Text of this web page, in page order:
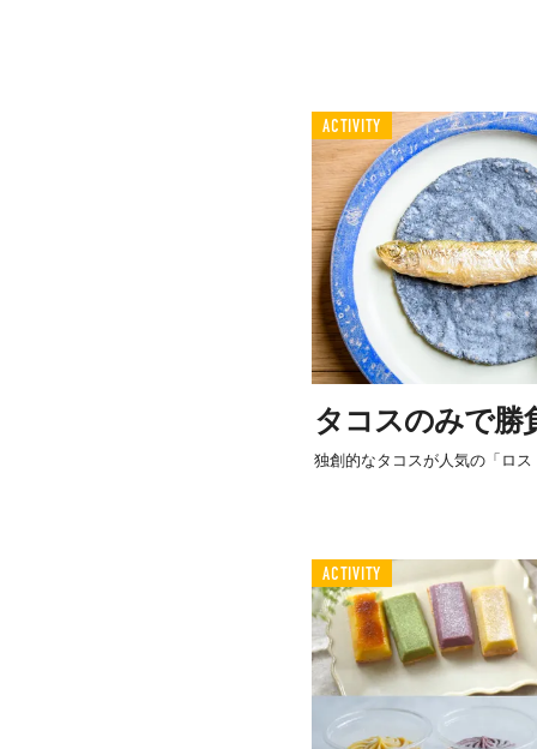
ACTIVITY
タコスのみで勝
独創的なタコスが人気の「ロス
ACTIVITY